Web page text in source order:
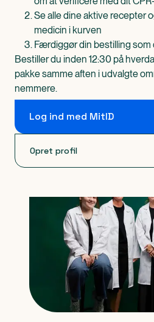
Se alle dine aktive recepter
medicin i kurven
Færdiggør din bestilling som
Bestiller du inden 12:30 på
pakke samme aften i udvalgte
nemmere.
Log ind med MitID
Opret profil